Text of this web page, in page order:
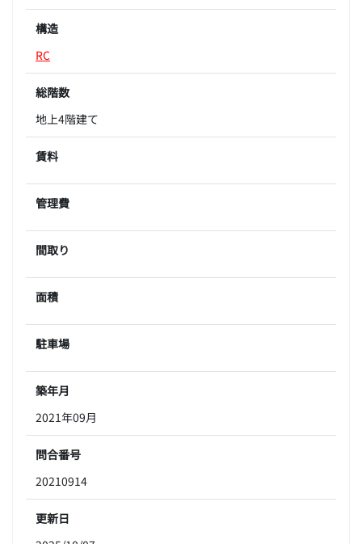
構造
RC
総階数
地上4階建て
賃料
管理費
間取り
面積
駐車場
築年月
2021年09月
問合番号
20210914
更新日